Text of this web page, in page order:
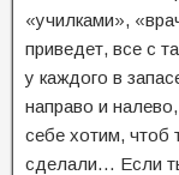
«училками»,
приведет, все с
у каждого в
направо и
себе хотим, чтоб
сделали… Если